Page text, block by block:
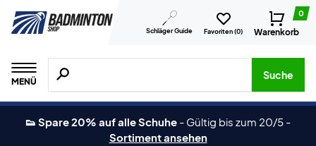
Schläger Guide Favoriten (0)
0
Warenkorb
MENÜ
Suche nach Produkten, Marken usw.
Suche
👟 Spare 20% auf alle Schuhe - Gültig bis zum 20/5 -
Sortiment ansehen